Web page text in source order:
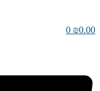
₪0.00
0